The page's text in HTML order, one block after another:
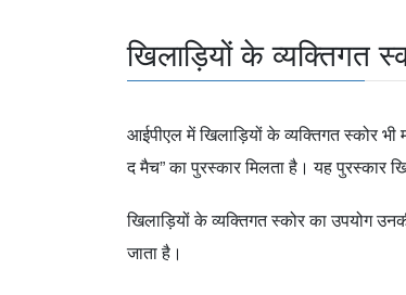
खिलाड़ियों के व्यक्तिगत
आईपीएल में खिलाड़ियों के व्यक्तिगत स्कोर
द मैच” का पुरस्कार मिलता है। यह पुरस्कार
खिलाड़ियों के व्यक्तिगत स्कोर का उपयोग
जाता है।